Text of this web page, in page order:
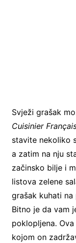
Svježi grašak
Cuisinier
stavite nekoliko
a zatim na nju
začinsko bilje i
listova zelene
grašak kuhati
Bitno je da vam
poklopljena.
kojom on